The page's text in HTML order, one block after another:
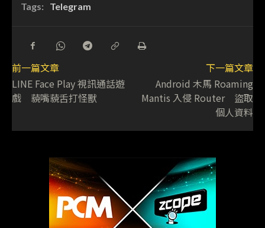
Tags: Telegram
前一篇文章
LINE Face Play 視訊通話遊
戲 藐嘴藐舌打怪獸
下一篇文章
Android 木馬 Roaming
Mantis 入侵 Router 盜取
個人資料